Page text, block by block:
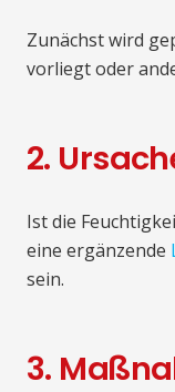
Zunächst wird
vorliegt oder
2.
Ist die
eine ergänzende
sein.
3.